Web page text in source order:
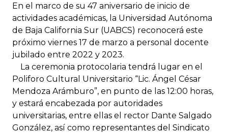
En el marco de su 47 aniversario de inicio de
actividades académicas, la Universidad Autónoma
de Baja California Sur (UABCS) reconocerá este
próximo viernes 17 de marzo a personal docente
jubilado entre 2022 y 2023.
La ceremonia protocolaria tendrá lugar en el
Poliforo Cultural Universitario “Lic. Ángel César
Mendoza Arámburo”, en punto de las 12:00 horas,
y estará encabezada por autoridades
universitarias, entre ellas el rector Dante Salgado
González, así como representantes del Sindicato